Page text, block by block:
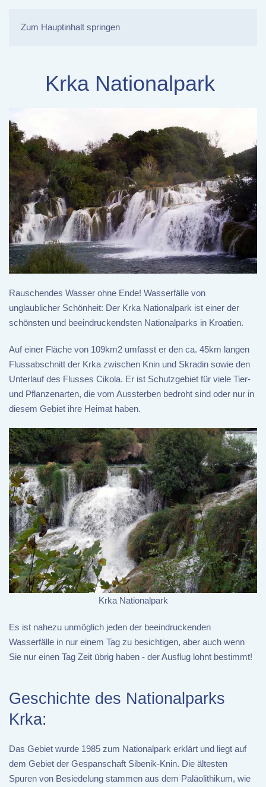
Zum Hauptinhalt springen
Krka Nationalpark
Rauschendes Wasser ohne Ende! Wasserfälle von
unglaublicher Schönheit: Der Krka Nationalpark ist einer der
schönsten und beeindruckendsten Nationalparks in Kroatien.
Auf einer Fläche von 109km2 umfasst er den ca. 45km langen
Flussabschnitt der Krka zwischen Knin und Skradin sowie den
Unterlauf des Flusses Cikola. Er ist Schutzgebiet für viele Tier-
und Pflanzenarten, die vom Aussterben bedroht sind oder nur in
diesem Gebiet ihre Heimat haben.
Krka Nationalpark
Es ist nahezu unmöglich jeden der beeindruckenden
Wasserfälle in nur einem Tag zu besichtigen, aber auch wenn
Sie nur einen Tag Zeit übrig haben - der Ausflug lohnt bestimmt!
Geschichte des Nationalparks
Krka:
Das Gebiet wurde 1985 zum Nationalpark erklärt und liegt auf
dem Gebiet der Gespanschaft Sibenik-Knin. Die ältesten
Spuren von Besiedelung stammen aus dem Paläolithikum, wie